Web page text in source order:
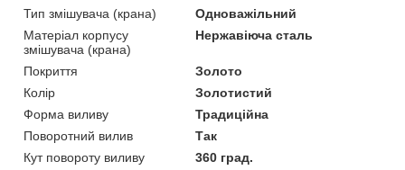
Тип змішувача (крана)
Одноважільний
Матеріал корпусу
змішувача (крана)
Нержавіюча сталь
Покриття
Золото
Колір
Золотистий
Форма виливу
Традиційна
Поворотний вилив
Так
Кут повороту виливу
360 град.